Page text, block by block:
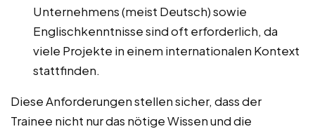
Unternehmens (meist Deutsch) sowie
Englischkenntnisse sind oft erforderlich, da
viele Projekte in einem internationalen Kontext
stattfinden.
Diese Anforderungen stellen sicher, dass der
Trainee nicht nur das nötige Wissen und die